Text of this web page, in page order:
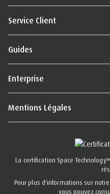
Service Client
Guides
Enterprise
Mentions Légales
La certification Space
Pour plus d'informations sur
vous pouvez